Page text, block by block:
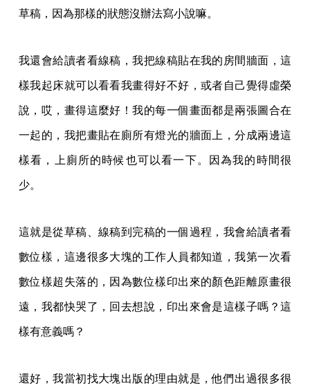
說，哎，畫得這麼好！我的每一個畫面都是兩張圖合在
樣看，上廁所的時候也可以看一下。因為我的時間很
少。
這就是從草稿、線稿到完稿的一個過程，我會給讀者看
數位樣，這邊很多大塊的工作人員都知道，我第一次看
數位樣超失落的，因為數位樣印出來的顏色距離原畫很
樣有意義嗎？
還好，我當初找大塊出版的理由就是，他們出過很多很
棒的圖文書，裡面高手如雲。傳到各位手上的這 4 種
紙，都是恆成的紙，其實我最早還有一個點子：把活動
一種紙，在讀者面前重現編輯的過程，後來沒有做，太